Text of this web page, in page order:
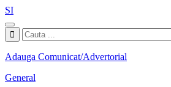
SI
Adauga Comunicat/Advertorial
General